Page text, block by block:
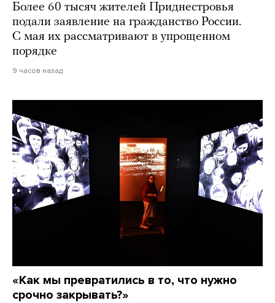
Более 60 тысяч жителей Приднестровья
подали заявление на гражданство России.
С мая их рассматривают в упрощенном
порядке
9 часов назад
«Как мы превратились в то, что нужно
срочно закрывать?»